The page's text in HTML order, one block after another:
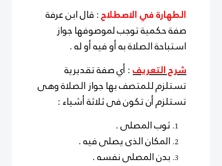
الطهارة في الاصطلاح: قال ابن عرفة
صفة حكمية توجب لموصوفها جواز
استباحة الصلاة به أو فيه أو له .
شرح التعريف : أي صفة تقديرية
تستلزم للمتصف بها جواز الصلاة وهى
تستلزم أن تكون فى ثلاثة أشياء :
ثوب المصلى .
المكان الذى يصلى فيه .
بدن المصلى نفسه .